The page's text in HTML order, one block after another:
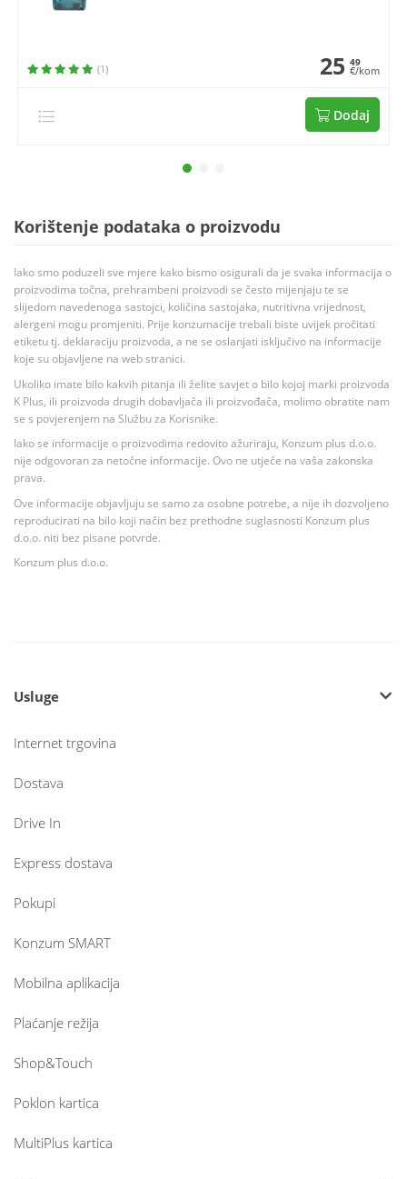
(1) 25 49
€/kom
Dodaj
Korištenje podataka o proizvodu
Iako smo poduzeli sve mjere kako bismo osigurali da je svaka informacija o
proizvodima točna, prehrambeni proizvodi se često mijenjaju te se
slijedom navedenoga sastojci, količina sastojaka, nutritivna vrijednost,
alergeni mogu promjeniti. Prije konzumacije trebali biste uvijek pročitati
etiketu tj. deklaraciju proizvoda, a ne se oslanjati isključivo na informacije
koje su objavljene na web stranici.
Ukoliko imate bilo kakvih pitanja ili želite savjet o bilo kojoj marki proizvoda
K Plus, ili proizvoda drugih dobavljača ili proizvođača, molimo obratite nam
se s povjerenjem na Službu za Korisnike.
Iako se informacije o proizvodima redovito ažuriraju, Konzum plus d.o.o.
nije odgovoran za netočne informacije. Ovo ne utječe na vaša zakonska
prava.
Ove informacije objavljuju se samo za osobne potrebe, a nije ih dozvoljeno
reproducirati na bilo koji način bez prethodne suglasnosti Konzum plus
d.o.o. niti bez pisane potvrde.
Konzum plus d.o.o.
Usluge
Internet trgovina
Dostava
Drive In
Express dostava
Pokupi
Konzum SMART
Mobilna aplikacija
Plaćanje režija
Shop&Touch
Poklon kartica
MultiPlus kartica